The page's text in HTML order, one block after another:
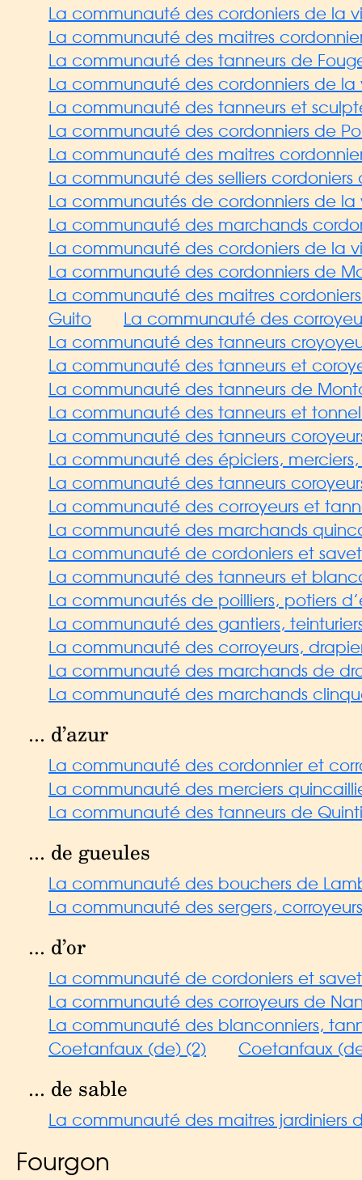
La communauté des cordoniers de la
La communauté des maitres
La communauté des tanneurs de
La communauté des cordonniers de la
La communauté des tanneurs et
La communauté des cordonniers de
La communauté des maitres
La communauté des selliers
La communautés de cordonniers de la
La communauté des marchands
La communauté des cordoniers de la
La communauté des cordonniers de
La communauté des maitres
Guito
La communauté des
La communauté des tanneurs
La communauté des tanneurs et
La communauté des tanneurs de
La communauté des tanneurs et
La communauté des tanneurs
La communauté des épiciers,
La communauté des tanneurs
La communauté des corroyeurs et
La communauté des marchands
La communauté de cordoniers et
La communauté des tanneurs et
La communautés de poilliers, potiers
La communauté des gantiers,
La communauté des corroyeurs,
La communauté des marchands de
La communauté des marchands
... d’azur
La communauté des cordonnier et
La communauté des merciers
La communauté des tanneurs de
... de gueules
La communauté des bouchers de
La communauté des sergers,
... d’or
La communauté de cordoniers et
La communauté des corroyeurs de
La communauté des blanconniers,
Coetanfaux (de) (2)
Coetanfaux
... de sable
La communauté des maitres jardiniers
Fourgon